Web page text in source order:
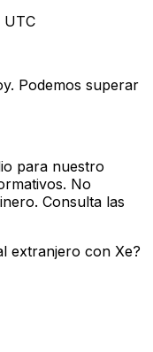
UTC
Podemos superar
para nuestro
No
Consulta las
extranjero con Xe?